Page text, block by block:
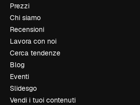
Prezzi
Chi siamo
Recensioni
Lavora con noi
Cerca tendenze
Blog
Eventi
Slidesgo
Vendi i tuoi contenuti